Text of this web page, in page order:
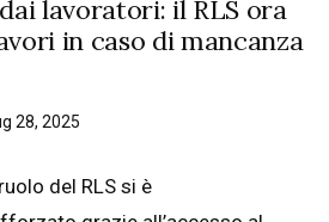
lavoratori: il RLS ora
in caso di mancanza
28, 2025
del RLS si è